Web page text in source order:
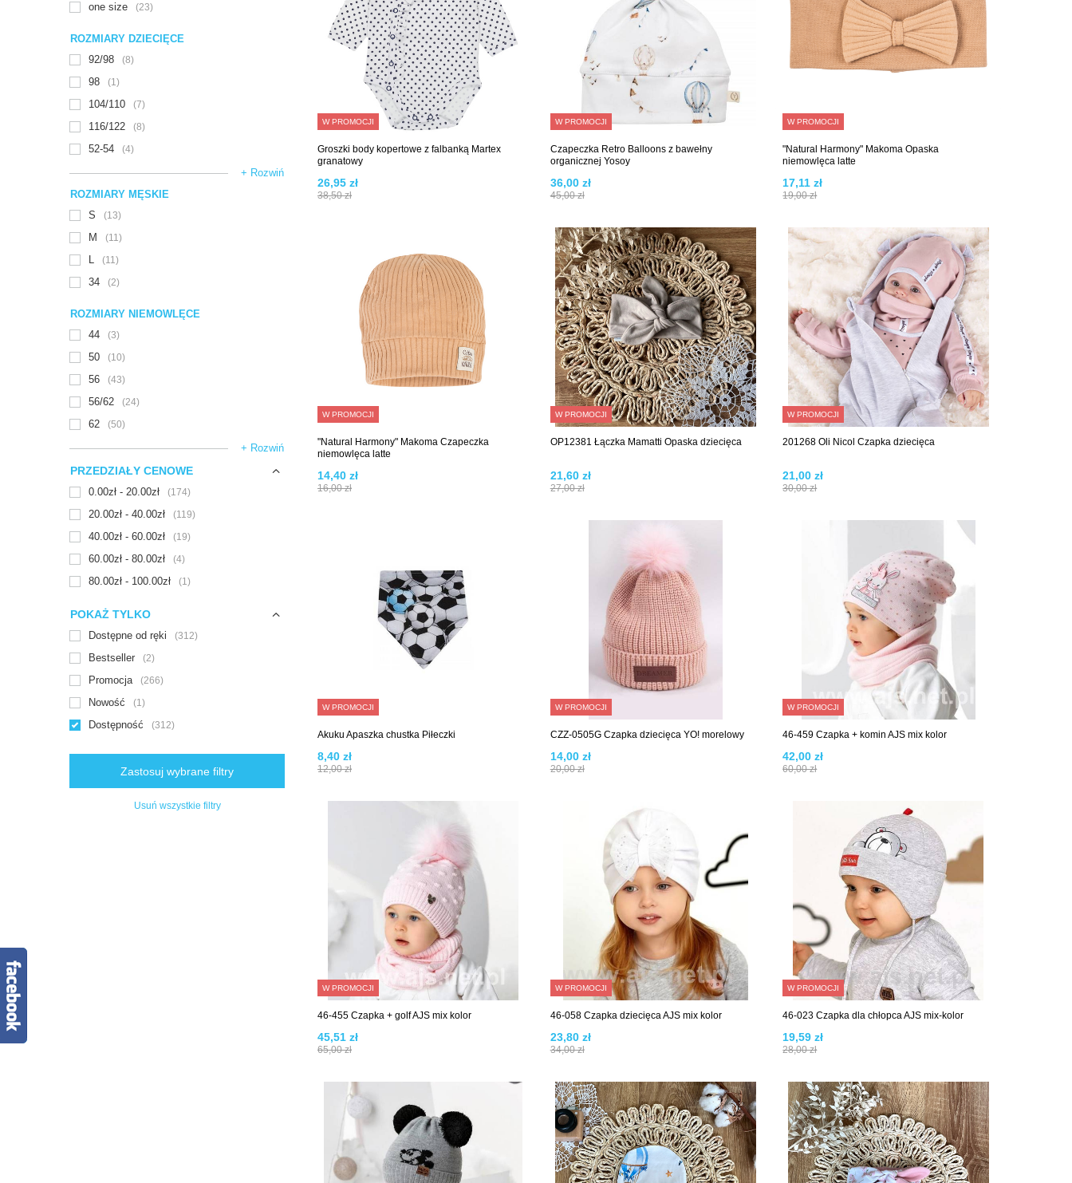
one size
23
ROZMIARY DZIECIĘCE
92/98
8
98 1
104/110 7
116/122 8
52-54 4
+ Rozwiń
ROZMIARY MĘSKIE
S
13
M 11
L 11
34 2
ROZMIARY NIEMOWLĘCE
44
3
50 10
56 43
56/62 24
62 50
+ Rozwiń
PRZEDZIAŁY CENOWE
0.00zł - 20.00zł 174
20.00zł - 40.00zł 119
40.00zł - 60.00zł 19
60.00zł - 80.00zł 4
80.00zł - 100.00zł 1
POKAŻ TYLKO
Dostępne od ręki 312
Bestseller 2
Promocja 266
Nowość 1
Dostępność 312
Zastosuj wybrane filtry
Usuń wszystkie filtry
W PROMOCJI
Groszki body kopertowe z falbanką Martex
granatowy
38,50 zł
26,95 zł
W PROMOCJI
Czapeczka Retro Balloons z bawełny
organicznej Yosoy
45,00 zł
36,00 zł
W PROMOCJI
"Natural Harmony" Makoma Opaska
niemowlęca latte
19,00 zł
17,11 zł
W PROMOCJI
"Natural Harmony" Makoma Czapeczka
niemowlęca latte
16,00 zł
14,40 zł
W PROMOCJI
OP12381 Łączka Mamatti Opaska dziecięca
27,00 zł
21,60 zł
W PROMOCJI
201268 Oli Nicol Czapka dziecięca
30,00 zł
21,00 zł
W PROMOCJI
Akuku Apaszka chustka Piłeczki
12,00 zł
8,40 zł
W PROMOCJI
CZZ-0505G Czapka dziecięca YO! morelowy
20,00 zł
14,00 zł
W PROMOCJI
46-459 Czapka + komin AJS mix kolor
60,00 zł
42,00 zł
W PROMOCJI
46-455 Czapka + golf AJS mix kolor
65,00 zł
45,51 zł
W PROMOCJI
46-058 Czapka dziecięca AJS mix kolor
34,00 zł
23,80 zł
W PROMOCJI
46-023 Czapka dla chłopca AJS mix-kolor
28,00 zł
19,59 zł